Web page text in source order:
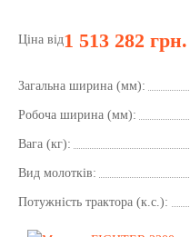
Ціна від1 513 282 грн.
Загальна ширина (мм):
Робоча ширина (мм):
Вага (кг):
Вид молотків:
Потужність трактора (к.с.):